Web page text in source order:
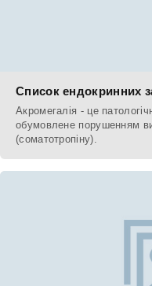
Список ендокринних
Акромегалія - це
обумовлене порушенням
(соматотропіну).